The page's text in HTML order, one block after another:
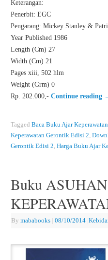
Keterangan:
Penerbit: EGC
Pengarang: Mickey Stanley &
Year Published 1986
Length (Cm) 27
Width (Cm) 21
Pages xiii, 502 hlm
Weight (Grm) 0
Rp. 202.000,- Continue reading
Tagged Baca Buku Ajar
Keperawatan Gerontik Edisi 2
Gerontik Edisi 2 Harga Buku Ajar
Buku ASUHAN
By mababooks | 08/10/2014 |